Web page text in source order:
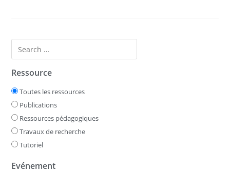
Ressource
Toutes les ressources
Publications
Ressources pédagogiques
Travaux de recherche
Tutoriel
Evénement